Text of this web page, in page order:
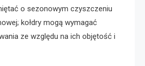
o sezonowym czyszczeniu
kołdry mogą wymagać
ze względu na ich objętość i